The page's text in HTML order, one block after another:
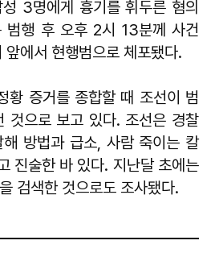
3명에게 흉기를 휘두른 혐의
범행 후 오후 2시 13분께 사건
앞에서 현행범으로 체포됐다.
황 증거를 종합할 때 조선이 범
것으로 보고 있다. 조선은 경찰
방법과 급소, 사람 죽이는 칼
진술한 바 있다. 지난달 초에는
검색한 것으로도 조사됐다.